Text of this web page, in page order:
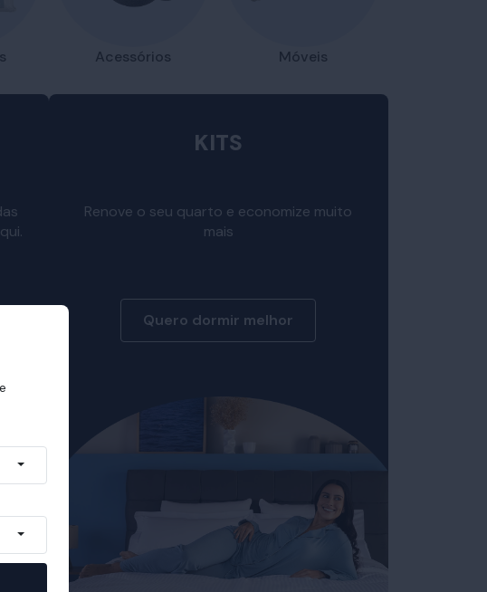
Acessórios Móveis
KITS
Renove o seu quarto e economize muito
mais
Quero dormir melhor